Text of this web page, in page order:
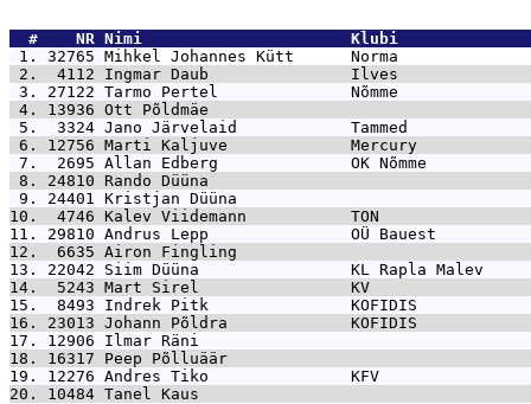
  #    NR
Nimi                      Klubi
1. 32765 Mihkel Johannes Kütt      Norma
2.  4112 Ingmar Daub               Ilves
3. 27122 Tarmo Pertel              Nõmme
4. 13936 Ott Põldmäe
5.  3324 Jano Järvelaid            Tammed
6. 12756 Marti Kaljuve             Mercury
7.  2695 Allan Edberg              OK Nõmme
8. 24810 Rando Düüna
9. 24401 Kristjan Düüna
10.  4746 Kalev Viidemann           TON
11. 29810 Andrus Lepp               OÜ Bauest
12.  6635 Airon Fingling
13. 22042 Siim Düüna                KL Rapla Malev
14.  5243 Mart Sirel                KV
15.  8493 Indrek Pitk               KOFIDIS
16. 23013 Johann Põldra             KOFIDIS
17. 12906 Ilmar Räni
18. 16317 Peep Põlluäär
19. 12276 Andres Tiko               KFV
20. 10484 Tanel Kaus